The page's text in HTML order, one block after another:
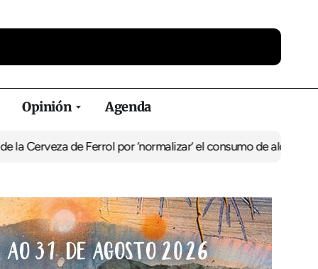
Opinión Agenda
Ferrol por ‘normalizar’ el consumo de alcoholDe Perlío a